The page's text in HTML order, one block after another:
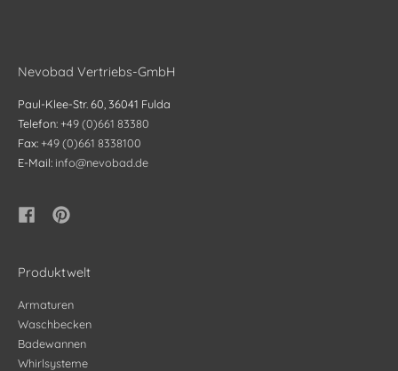
Nevobad Vertriebs-GmbH
Paul-Klee-Str. 60, 36041 Fulda
Telefon:+49 (0)661 83380
Fax:+49 (0)661 8338100
E-Mail: info@nevobad.de
Produktwelt
Armaturen
Waschbecken
Badewannen
Whirlsysteme